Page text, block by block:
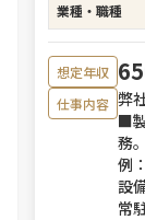
業種・職種
想定年収
仕事内容 弊
■
務。
例
設
常